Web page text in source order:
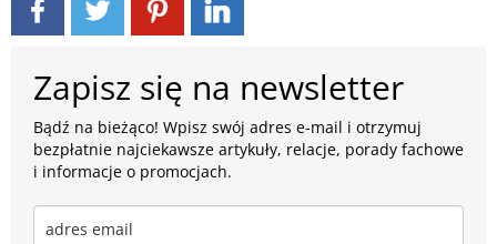
Zapisz się na newsletter
Bądź na bieżąco! Wpisz swój adres e-mail i otrzymuj
bezpłatnie najciekawsze artykuły, relacje, porady fachowe
i informacje o promocjach.